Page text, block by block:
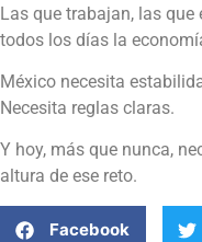
Las que trabajan, las que
todos los días la
México necesita
Necesita reglas claras.
Y hoy, más que nunca,
altura de ese reto.
Facebook